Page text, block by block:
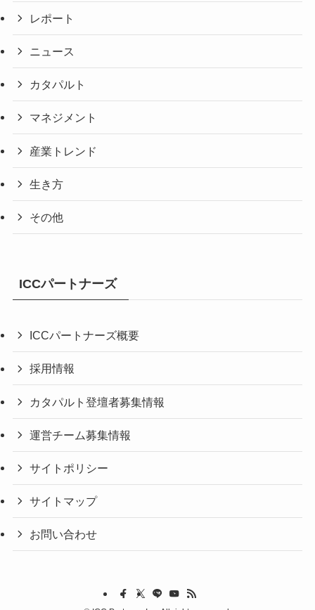
レポート
ニュース
カタパルト
マネジメント
産業トレンド
生き方
その他
ICCパートナーズ
ICCパートナーズ概要
採用情報
カタパルト登壇者募集情報
運営チーム募集情報
サイトポリシー
サイトマップ
お問い合わせ